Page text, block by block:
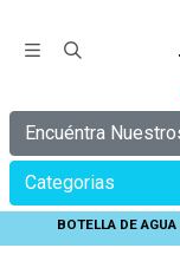
Encuéntra
Categorias
BOTELLA DE